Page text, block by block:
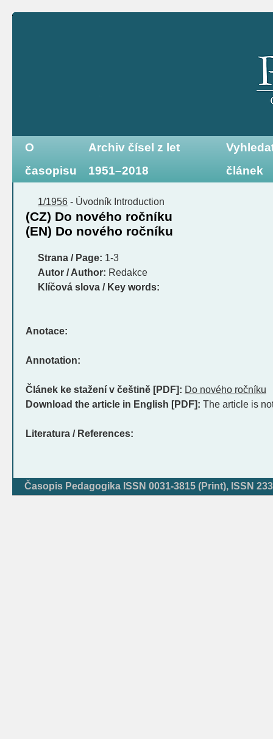
O
časopisu
Archiv čísel z let
1951–2018
článek
1/1956 - Úvodník Introduction
(CZ) Do nového ročníku
(EN) Do nového ročníku
Strana / Page: 1-3
Autor / Author: Redakce
Klíčová slova / Key words:
Anotace:
Annotation:
Článek ke stažení v češtině [PDF]: Do nového ročníku
Download the article in English [PDF]: The article is
Literatura / References:
Časopis Pedagogika ISSN 0031-3815 (Print), ISSN